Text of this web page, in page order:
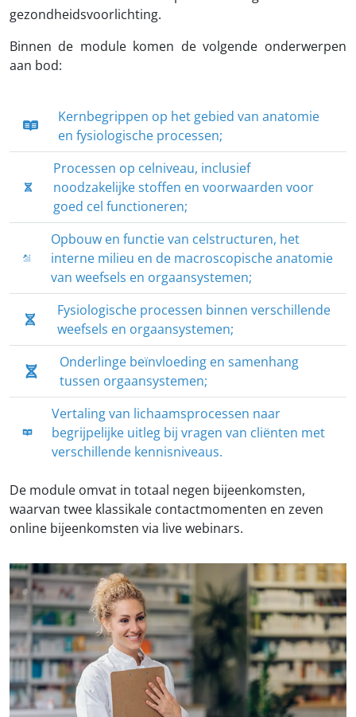
gezondheidsvoorlichting.
Binnen de module komen de volgende onderwerpen
aan bod:
Kernbegrippen op het gebied van anatomie
en fysiologische processen;
Processen op celniveau, inclusief
noodzakelijke stoffen en voorwaarden voor
goed cel functioneren;
Opbouw en functie van celstructuren, het
interne milieu en de macroscopische anatomie
van weefsels en orgaansystemen;
Fysiologische processen binnen verschillende
weefsels en orgaansystemen;
Onderlinge beïnvloeding en samenhang
tussen orgaansystemen;
Vertaling van lichaamsprocessen naar
begrijpelijke uitleg bij vragen van cliënten met
verschillende kennisniveaus.
De module omvat in totaal negen bijeenkomsten,
waarvan twee klassikale contactmomenten en zeven
online bijeenkomsten via live webinars.